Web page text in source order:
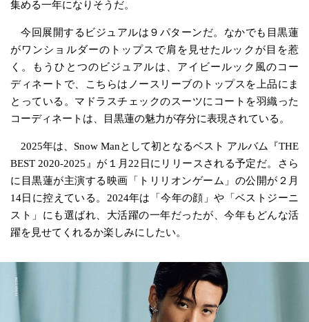
集める一年になりそうだ。
今回展開するビジュアルは９パターンだ。なかでも目黒蓮
がワンショルダーのトップスで肩を見せたルックが目を惹
く。もうひとつのビジュアルは、アイビールック風のコー
ディネートで、こちらはノースリーブのトップスを上品にま
とっている。マドラスチェックのスーツにコートを羽織った
コーディネートは、目黒蓮の魅力が存分に表現されている。
2025年は、Snow Manとして初となるベスト アルバム『THE
BEST 2020-2025』が１月22日にリリースされる予定だ。さら
に目黒蓮が主演する映画「トリリオンゲーム」の公開が２月
14日に控えている。2024年は「今年の顔」や「ベストジーニ
スト」にも選ばれ、大活躍の一年だったが、今年もどんな活
躍を見せてくれるか楽しみにしたい。